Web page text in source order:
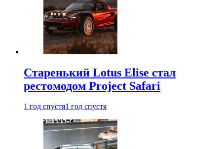
Старенький Lotus Elise стал
рестомодом Project Safari
1 год спустя1 год спустя